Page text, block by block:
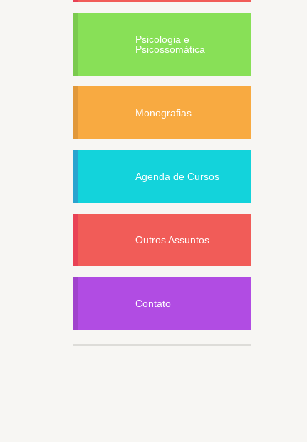
Psicologia e
Psicossomática
Monografias
Agenda de Cursos
Outros Assuntos
Contato